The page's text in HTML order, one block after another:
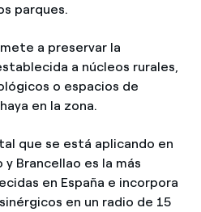
parques.
a preservar la
a núcleos rurales,
o espacios de
en la zona.
que se está aplicando en
Brancellao es la más
en España e incorpora
en un radio de 15